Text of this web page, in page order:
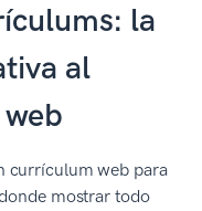
la
al
currículum web para
mostrar todo